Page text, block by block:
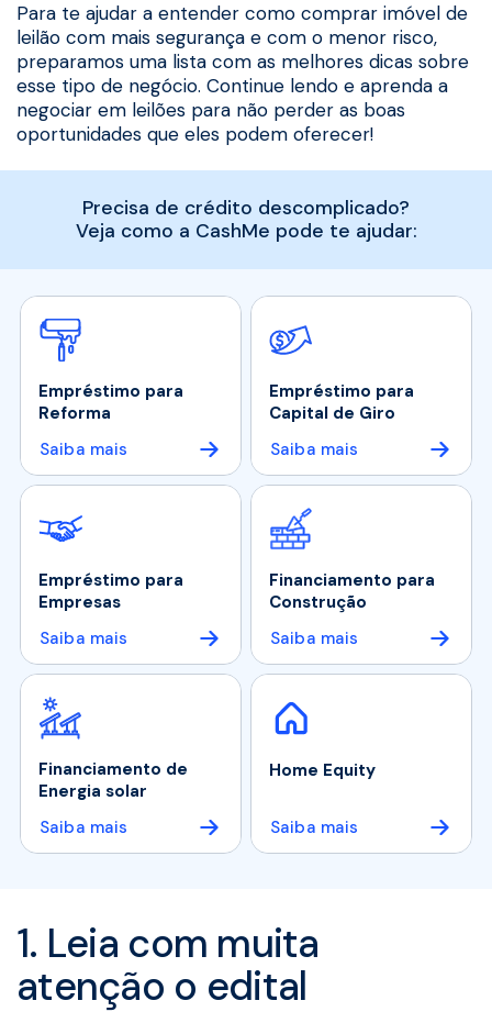
Para te ajudar a entender como comprar imóvel de
leilão com mais segurança e com o menor risco,
preparamos uma lista com as melhores dicas sobre
esse tipo de negócio. Continue lendo e aprenda a
negociar em leilões para não perder as boas
oportunidades que eles podem oferecer!
Precisa de crédito descomplicado?
Veja como a CashMe pode te ajudar:
Empréstimo para
Reforma
Saiba mais
Empréstimo para
Capital de Giro
Saiba mais
Empréstimo para
Empresas
Saiba mais
Financiamento para
Construção
Saiba mais
Financiamento de
Energia solar
Saiba mais
Home Equity
Saiba mais
1. Leia com muita
atenção o edital